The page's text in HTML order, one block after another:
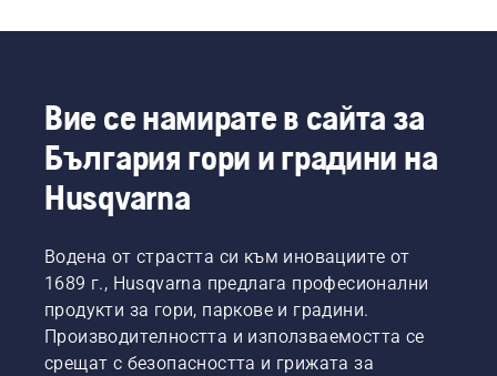
Вие се намирате в сайта за
България гори и градини на
Husqvarna
Водена от страстта си към иновациите от
1689 г., Husqvarna предлага професионални
продукти за гори, паркове и градини.
Производителността и използваемостта се
срещат с безопасността и грижата за